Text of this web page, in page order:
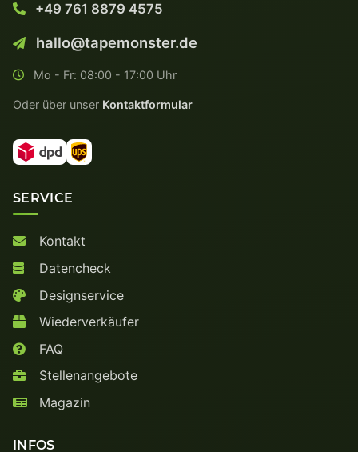
+49 761 8879 4575
hallo@tapemonster.de
Mo - Fr: 08:00 - 17:00 Uhr
Oder über unser Kontaktformular
SERVICE
Kontakt
Datencheck
Designservice
Wiederverkäufer
FAQ
Stellenangebote
Magazin
INFOS